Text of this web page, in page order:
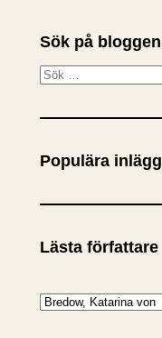
Sök på bloggen
S
k
Populära inlägg
Lästa författare
K